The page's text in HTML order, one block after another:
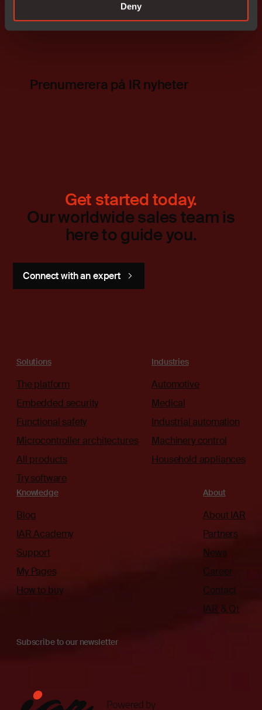
Deny
Release
Prenumerera på IR nyheter
Get started today.
Our worldwide sales team is
here to guide you.
Connect with an expert
Solutions
The platform
Embedded security
Functional safety
Microcontroller architectures
All products
Try software
Industries
Automotive
Medical
Industrial automation
Machinery control
Household appliances
Knowledge
Blog
IAR Academy
Support
My Pages
How to buy
About
About IAR
Partners
News
Career
Contact
IAR & Qt
Subscribe to our newsletter